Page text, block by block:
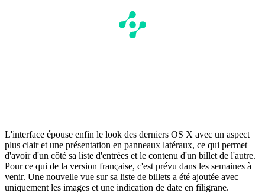
L'interface épouse enfin le look des derniers OS X avec un aspect
plus clair et une présentation en panneaux latéraux, ce qui permet
d'avoir d'un côté sa liste d'entrées et le contenu d'un billet de l'autre.
Pour ce qui de la version française, c'est prévu dans les semaines à
venir. Une nouvelle vue sur sa liste de billets a été ajoutée avec
uniquement les images et une indication de date en filigrane.